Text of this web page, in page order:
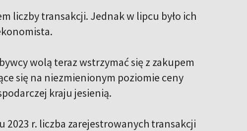
liczby transakcji. Jednak w lipcu było ich
wolą teraz wstrzymać się z zakupem
się na niezmienionym poziomie ceny
kraju jesienią.
r. liczba zarejestrowanych transakcji